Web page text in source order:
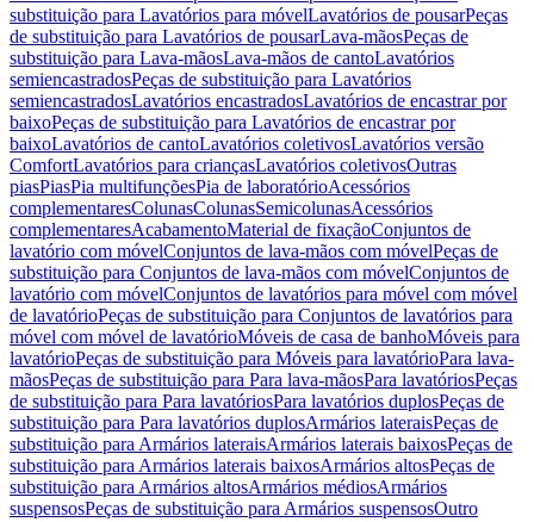
substituição para Lavatórios para móvelLavatórios de pousarPeças
de substituição para Lavatórios de pousarLava-mãosPeças de
substituição para Lava-mãosLava-mãos de cantoLavatórios
semiencastradosPeças de substituição para Lavatórios
semiencastradosLavatórios encastradosLavatórios de encastrar por
baixoPeças de substituição para Lavatórios de encastrar por
baixoLavatórios de cantoLavatórios coletivosLavatórios versão
ComfortLavatórios para criançasLavatórios coletivosOutras
piasPiasPia multifunçõesPia de laboratórioAcessórios
complementaresColunasColunasSemicolunasAcessórios
complementaresAcabamentoMaterial de fixaçãoConjuntos de
lavatório com móvelConjuntos de lava-mãos com móvelPeças de
substituição para Conjuntos de lava-mãos com móvelConjuntos de
lavatório com móvelConjuntos de lavatórios para móvel com móvel
de lavatórioPeças de substituição para Conjuntos de lavatórios para
móvel com móvel de lavatórioMóveis de casa de banhoMóveis para
lavatórioPeças de substituição para Móveis para lavatórioPara lava-
mãosPeças de substituição para Para lava-mãosPara lavatóriosPeças
de substituição para Para lavatóriosPara lavatórios duplosPeças de
substituição para Para lavatórios duplosArmários lateraisPeças de
substituição para Armários lateraisArmários laterais baixosPeças de
substituição para Armários laterais baixosArmários altosPeças de
substituição para Armários altosArmários médiosArmários
suspensosPeças de substituição para Armários suspensosOutro